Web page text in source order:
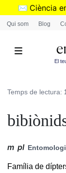
✉️ Ciència
➜
Qui som Blog
El
Temps de lectura:
m pl
Família de